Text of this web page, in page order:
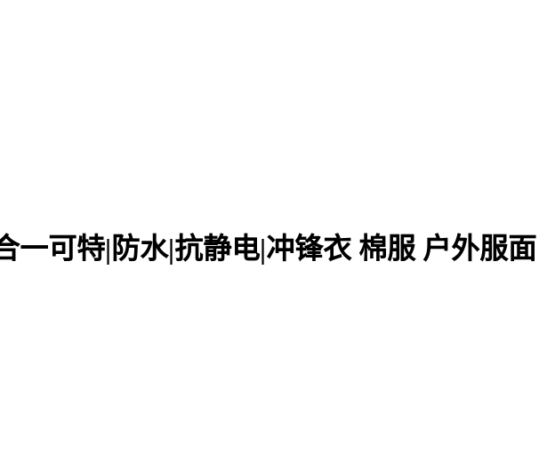
一可特|防水|抗静电|冲锋衣 棉服 户外服面